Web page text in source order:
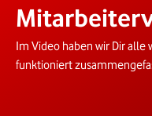
Im Video haben wir Dir
funktioniert